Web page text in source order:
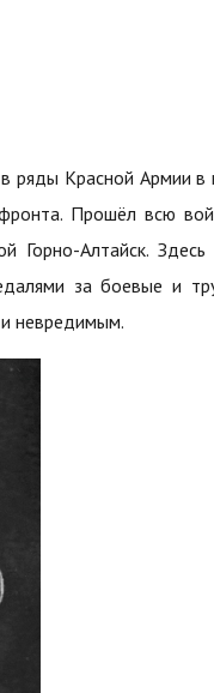
ряды Красной Армии
Прошёл всю
Горно-Алтайск.
за боевые и
невредимым.